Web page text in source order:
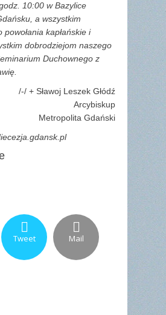
10:00 w Bazylice
a wszystkim
kapłańskie i
dobrodziejom naszego
Duchownego z
/-/ + Sławoj Leszek Głódź
Arcybiskup
Metropolita Gdański
Tweet Mail